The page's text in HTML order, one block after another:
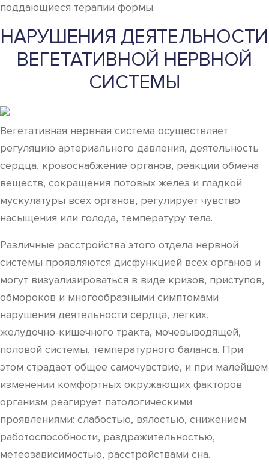
поддающиеся терапии формы.
НАРУШЕНИЯ ДЕЯТЕЛЬНОСТИ
ВЕГЕТАТИВНОЙ НЕРВНОЙ
СИСТЕМЫ
Вегетативная нервная система осуществляет
регуляцию артериального давления, деятельность
сердца, кровоснабжение органов, реакции обмена
веществ, сокращения потовых желез и гладкой
мускулатуры всех органов, регулирует чувство
насыщения или голода, температуру тела.
Различные расстройства этого отдела нервной
системы проявляются дисфункцией всех органов и
могут визуализироваться в виде кризов, приступов,
обмороков и многообразными симптомами
нарушения деятельности сердца, легких,
желудочно-кишечного тракта, мочевыводящей,
половой системы, температурного баланса. При
этом страдает общее самочувствие, и при малейшем
изменении комфортных окружающих факторов
организм реагирует патологическими
проявлениями: слабостью, вялостью, снижением
работоспособности, раздражительностью,
метеозависимостью, расстройствами сна.